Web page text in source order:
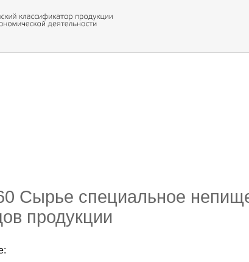
Сырье специальное
продукции